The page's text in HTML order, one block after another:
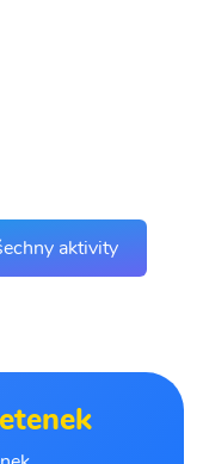
aktivity